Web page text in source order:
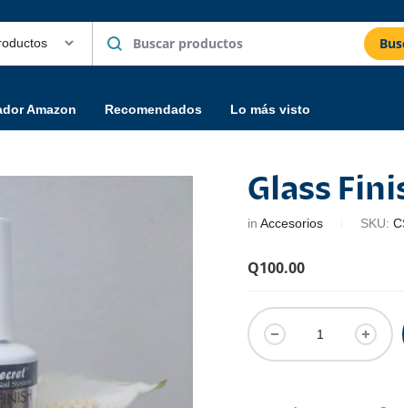
Amazon Recomendados Lo más visto
Glass
inAccesorios SKU:
Q100.00